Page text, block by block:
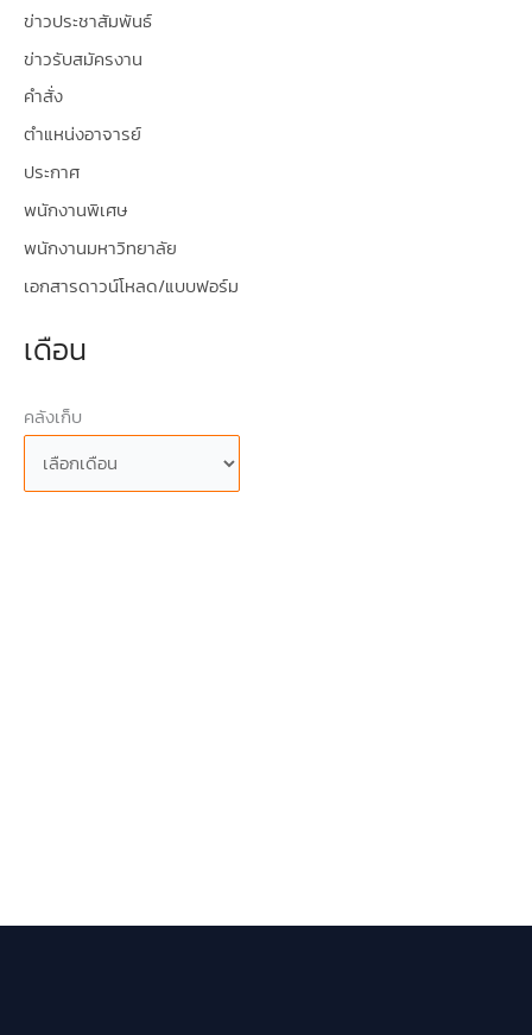
ข่าวประชาสัมพันธ์
ข่าวรับสมัครงาน
คำสั่ง
ตำแหน่งอาจารย์
ประกาศ
พนักงานพิเศษ
พนักงานมหาวิทยาลัย
เอกสารดาวน์โหลด/แบบฟอร์ม
เดือน
คลังเก็บ